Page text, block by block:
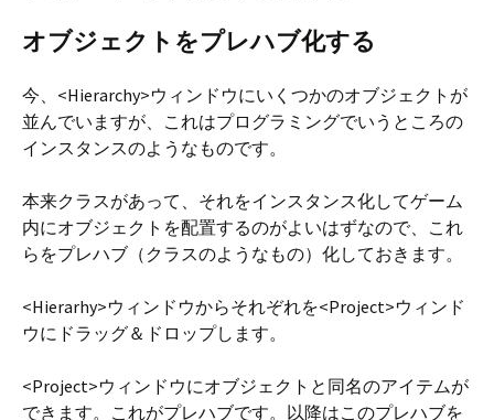
オブジェクトをプレハブ化する
今、<Hierarchy>ウィンドウにいくつかのオブジェクトが
並んでいますが、これはプログラミングでいうところの
インスタンスのようなものです。
本来クラスがあって、それをインスタンス化してゲーム
内にオブジェクトを配置するのがよいはずなので、これ
らをプレハブ（クラスのようなもの）化しておきます。
<Hierarhy>ウィンドウからそれぞれを<Project>ウィンド
ウにドラッグ＆ドロップします。
<Project>ウィンドウにオブジェクトと同名のアイテムが
できます。これがプレハブです。以降はこのプレハブを